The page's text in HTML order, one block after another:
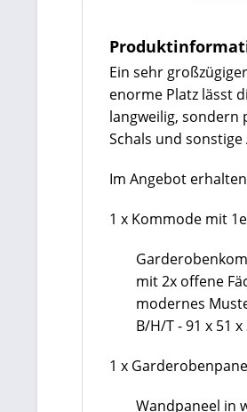
Ein sehr
enorme Platz lässt
langweilig, sondern
Schals und
Im Angebot
1 x Kommode mit
mit 2x offene
modernes
B/H/T - 91 x 51 x
1 x
Wandpaneel in